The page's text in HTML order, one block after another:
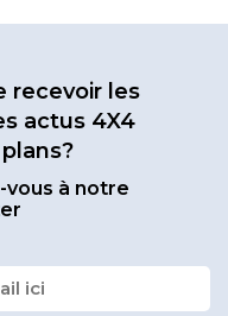
recevoir les
actus 4X4
vous à notre